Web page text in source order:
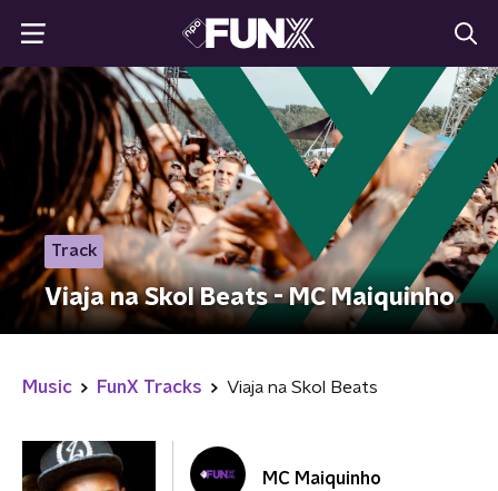
Track
Viaja na Skol Beats - MC Maiquinho
Music FunX Tracks Viaja na Skol Beats
MC Maiquinho